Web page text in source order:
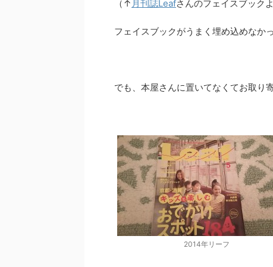
（↑ 月刊誌Leafさんのフェイスブック
フェイスブックがうまく埋め込めなか
でも、本屋さんに置いてなくてお取り
2014年リーフ